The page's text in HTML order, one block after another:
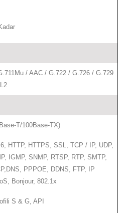
/ AAC / G.722 / G.726 / G.729
T/100Base-TX)
HTTP, HTTPS, SSL, TCP / IP, UDP,
IGMP, SNMP, RTSP, RTP, SMTP,
PPPOE, DDNS, FTP, IP
Bonjour, 802.1x
S & G, API